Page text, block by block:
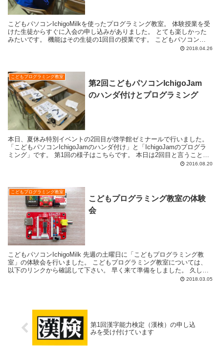
こどもパソコンIchigoMilkを使ったプログラミング教室。 体験授業を受
けた生徒からすぐに入会の申し込みがありました。 とても楽しかった
みたいです。 機能はその生徒の1回目の授業です。 こどもパソコン
2018.04.26
こどもプログラミング教室
第2回こどもパソコンIchigoJam
のハンダ付けとプログラミング
本日、夏休み特別イベントの2回目が啓学館ゼミナールで行いました。
「こどもパソコンIchigoJamのハンダ付け」と「IchigoJamのプログラ
ミング」です。 第1回の様子はこちらです。 本日は2回目と言うことも
2016.08.20
こどもプログラミング教室
こどもプログラミング教室の体験
会
こどもパソコンIchigoMilk 先週の土曜日に「こどもプログラミング教
室」の体験会を行いました。 こどもプログラミング教室については、
以下のリンクから確認して下さい。 早く来て準備をしました。 久しぶ
2018.03.05
第1回漢字能力検定（漢検）の申し込
みを受け付けています